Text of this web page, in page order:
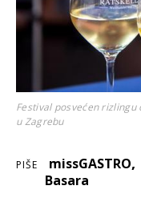
Festival posvećen rizlingu
u Zagrebu
PIŠE missGASTRO,
Basara